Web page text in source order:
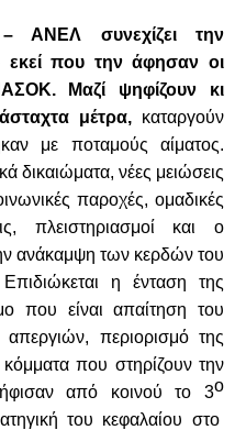
– ΑΝΕΛ συνεχίζει την
εκεί που την άφησαν οι
Μαζί ψηφίζουν κι
μέτρα, καταργούν
με ποταμούς αίματος.
δικαιώματα, νέες μειώσεις
παροχές, ομαδικές
πλειστηριασμοί και ο
ανάκαμψη των κερδών του
η ένταση της
που είναι απαίτηση του
περιορισμό της
που στηρίζουν την
από κοινού το 3ο
του κεφαλαίου στο